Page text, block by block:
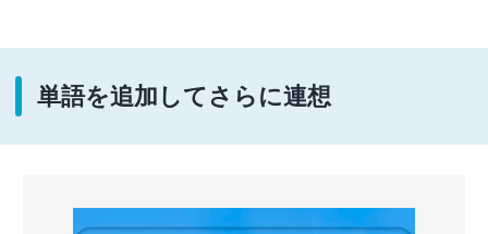
単語を追加してさらに連想